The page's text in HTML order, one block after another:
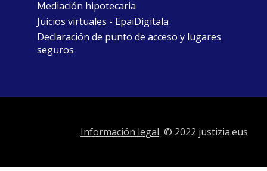
Mediación hipotecaria
Juicios virtuales - EpaiDigitala
Declaración de punto de acceso y lugares
seguros
Información legal © 2022 justizia.eus